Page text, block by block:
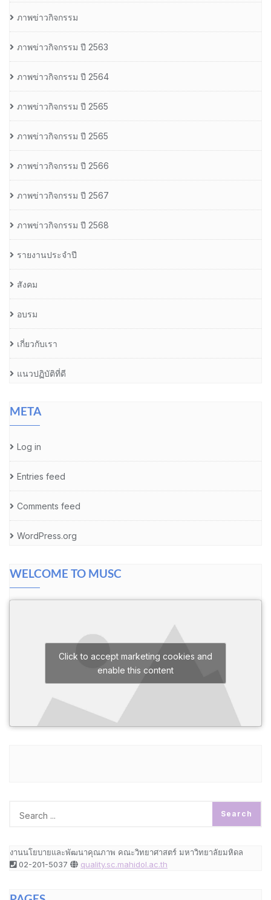
ภาพข่าวกิจกรรม
ภาพข่าวกิจกรรม ปี 2563
ภาพข่าวกิจกรรม ปี 2564
ภาพข่าวกิจกรรม ปี 2565
ภาพข่าวกิจกรรม ปี 2565
ภาพข่าวกิจกรรม ปี 2566
ภาพข่าวกิจกรรม ปี 2567
ภาพข่าวกิจกรรม ปี 2568
รายงานประจำปี
สังคม
อบรม
เกี่ยวกับเรา
แนวปฏิบัติที่ดี
META
Log in
Entries feed
Comments feed
WordPress.org
WELCOME TO MUSC
Click to accept marketing cookies and
enable this content
งานนโยบายและพัฒนาคุณภาพ คณะวิทยาศาสตร์ มหาวิทยาลัยมหิดล
02-201-5037
quality.sc.mahidol.ac.th